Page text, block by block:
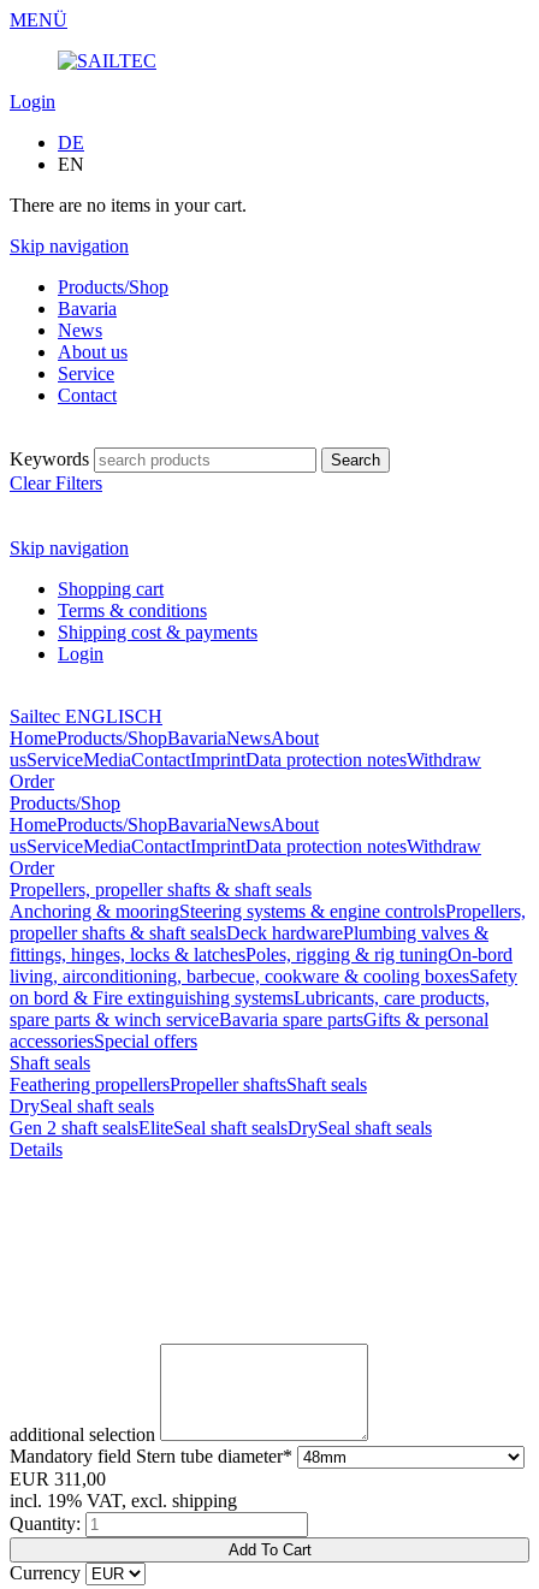
MENÜ
Login
DE
EN
There are no items in your cart.
Skip navigation
Products/Shop
Bavaria
News
About us
Service
Contact
Keywords
Clear Filters
Skip navigation
Shopping cart
Terms & conditions
Shipping cost & payments
Login
Sailtec ENGLISCH
HomeProducts/ShopBavariaNewsAbout
usServiceMediaContactImprintData protection notesWithdraw
Order
Products/Shop
HomeProducts/ShopBavariaNewsAbout
usServiceMediaContactImprintData protection notesWithdraw
Order
Propellers, propeller shafts & shaft seals
Anchoring & mooringSteering systems & engine controlsPropellers,
propeller shafts & shaft sealsDeck hardwarePlumbing valves &
fittings, hinges, locks & latchesPoles, rigging & rig tuningOn-bord
living, airconditioning, barbecue, cookware & cooling boxesSafety
on bord & Fire extinguishing systemsLubricants, care products,
spare parts & winch serviceBavaria spare partsGifts & personal
accessoriesSpecial offers
Shaft seals
Feathering propellersPropeller shaftsShaft seals
DrySeal shaft seals
Gen 2 shaft sealsEliteSeal shaft sealsDrySeal shaft seals
Details
additional selection
Mandatory field Stern tube diameter*
EUR 311,00
incl. 19% VAT, excl. shipping
Quantity:
Currency